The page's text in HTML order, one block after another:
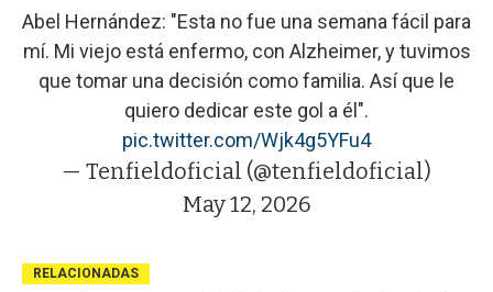
Abel Hernández: "Esta no fue una semana fácil para
mí. Mi viejo está enfermo, con Alzheimer, y tuvimos
que tomar una decisión como familia. Así que le
quiero dedicar este gol a él".
pic.twitter.com/Wjk4g5YFu4
— Tenfieldoficial (@tenfieldoficial)
May 12, 2026
RELACIONADAS